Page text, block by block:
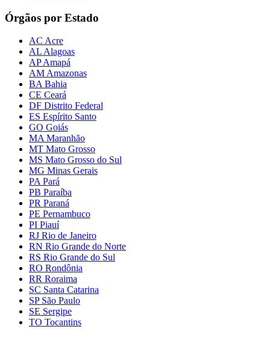
Órgãos por Estado
AC Acre
AL Alagoas
AP Amapá
AM Amazonas
BA Bahia
CE Ceará
DF Distrito Federal
ES Espírito Santo
GO Goiás
MA Maranhão
MT Mato Grosso
MS Mato Grosso do Sul
MG Minas Gerais
PA Pará
PB Paraíba
PR Paraná
PE Pernambuco
PI Piauí
RJ Rio de Janeiro
RN Rio Grande do Norte
RS Rio Grande do Sul
RO Rondônia
RR Roraima
SC Santa Catarina
SP São Paulo
SE Sergipe
TO Tocantins